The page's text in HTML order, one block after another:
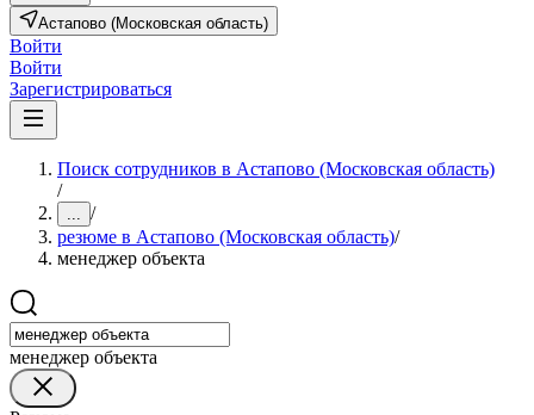
Астапово (Московская область)
Войти
Войти
Зарегистрироваться
Поиск сотрудников в Астапово (Московская область)
/
... /
резюме в Астапово (Московская область)/
менеджер объекта
менеджер объекта